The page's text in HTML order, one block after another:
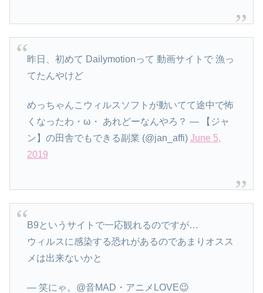
昨日、初めて Dailymotionって 動画サイトで 漁っ
てたんやけど
めっちゃんこウィルスソフトが動いてて途中で怖
くなったわ・ω・ あれどーなんやろ？ — 【ジャ
ン】の田舎でもできる副業 (@jan_affi) June 5,
2019
B9というサイトで一応観れるのですが…
ウィルスに感染する恐れがあるのであまりオスス
メは出来ないかと
— 笑にゃ。@音MAD・アニメLOVE😉